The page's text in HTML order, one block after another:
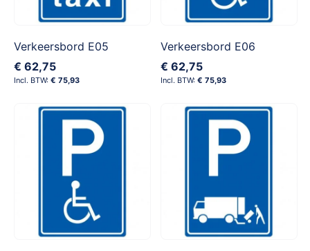
Verkeersbord E05
€ 62,75
€ 75,93
Verkeersbord E06
€ 62,75
€ 75,93